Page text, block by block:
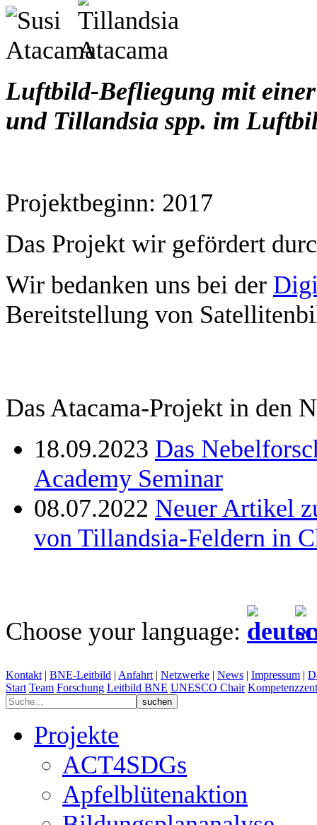
Luftbild-Befliegung mit
und Tillandsia spp. im
Projektbeginn: 2017
Das Projekt wir gefördert
Wir bedanken uns bei der
Bereitstellung von
Das Atacama-Projekt in den
18.09.2023 Das
Academy Seminar
08.07.2022 Neuer Artikel
von Tillandsia-Feldern in
Choose your language:
Kontakt | BNE-Leitbild | Anfahrt | Netzwerke | News | Impressum |
Start Team Forschung Leitbild BNE UNESCO Chair
Projekte
ACT4SDGs
Apfelblütenaktion